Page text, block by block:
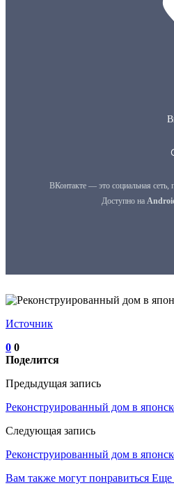
Источник
0 0
Поделится
Предыдущая запись
Реконструированный дом в
Следующая запись
Реконструированный дом в
Вам также могут понравиться Еще